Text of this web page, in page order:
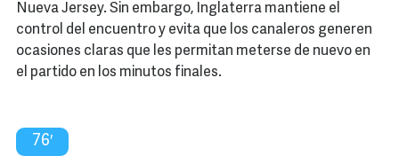
Nueva Jersey. Sin embargo, Inglaterra mantiene el
control del encuentro y evita que los canaleros generen
ocasiones claras que les permitan meterse de nuevo en
el partido en los minutos finales.
76′